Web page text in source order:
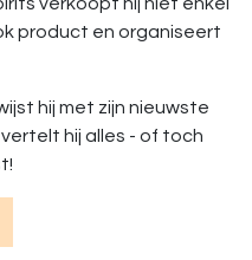
product en organiseert
hij met zijn nieuwste
hij alles - of toch